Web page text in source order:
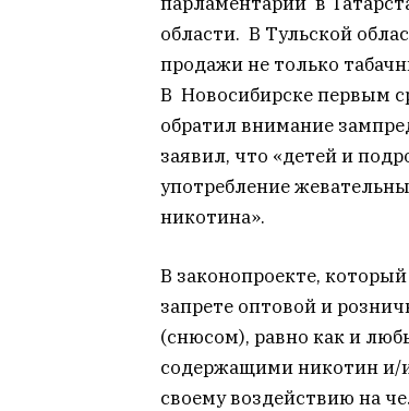
области. В Тульской
продажи не только
В Новосибирске первым
обратил внимание
заявил, что «детей и
употребление
никотина».
В законопроекте,
запрете оптовой и
(снюсом), равно как и
содержащими никотин и/
своему воздействию на